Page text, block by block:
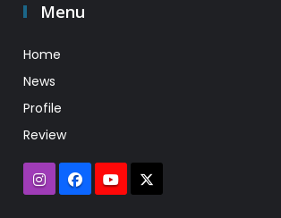
Menu
Home
News
Profile
Review